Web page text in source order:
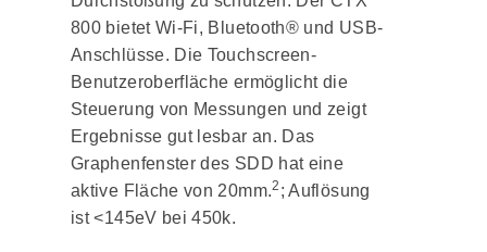
800 bietet Wi-Fi, Bluetooth® und USB-
Anschlüsse. Die Touchscreen-
Benutzeroberfläche ermöglicht die
Steuerung von Messungen und zeigt
Ergebnisse gut lesbar an. Das
Graphenfenster des SDD hat eine
aktive Fläche von 20mm.2 ; Auflösung
ist <145eV bei 450k.